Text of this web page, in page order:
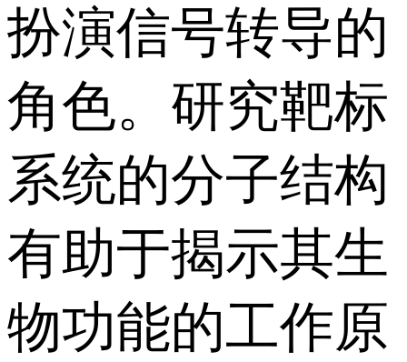
扮演信号转导的
角色。研究靶标
系统的分子结构
有助于揭示其生
物功能的工作原